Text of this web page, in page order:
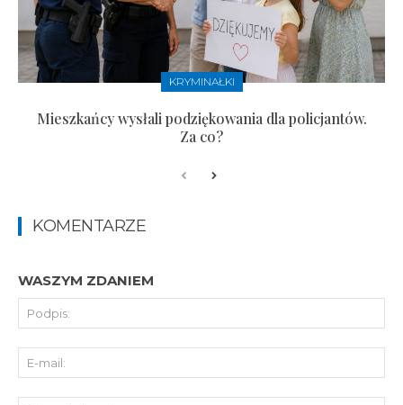
KRYMINAŁKI
Mieszkańcy wysłali podziękowania dla policjantów.
Za co?
KOMENTARZE
WASZYM ZDANIEM